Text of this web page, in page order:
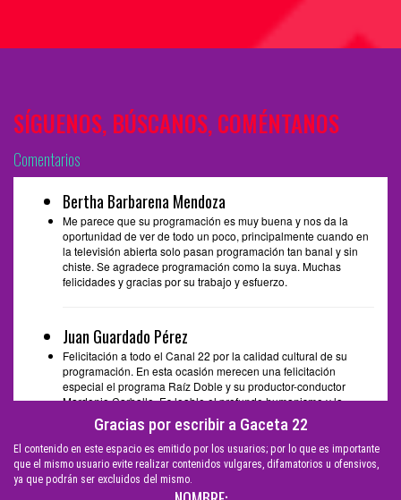
SÍGUENOS, BÚSCANOS, COMÉNTANOS
Comentarios
Bertha Barbarena Mendoza
Me parece que su programación es muy buena y nos da la
oportunidad de ver de todo un poco, principalmente cuando en
la televisión abierta solo pasan programación tan banal y sin
chiste. Se agradece programación como la suya. Muchas
felicidades y gracias por su trabajo y esfuerzo.
Juan Guardado Pérez
Felicitación a todo el Canal 22 por la calidad cultural de su
programación. En esta ocasión merecen una felicitación
especial el programa Raíz Doble y su productor-conductor
Mardonio Carballo. Es loable el profundo humanismo y la
sencillez de su contenido. Espero poder seguir disfrutando este
programa por muchos años más. Saludos
idalia castañeda celis
Gracias por escribir a Gaceta 22
El contenido en este espacio es emitido por los usuarios; por lo que es importante
que el mismo usuario evite realizar contenidos vulgares, difamatorios u ofensivos,
ya que podrán ser excluidos del mismo.